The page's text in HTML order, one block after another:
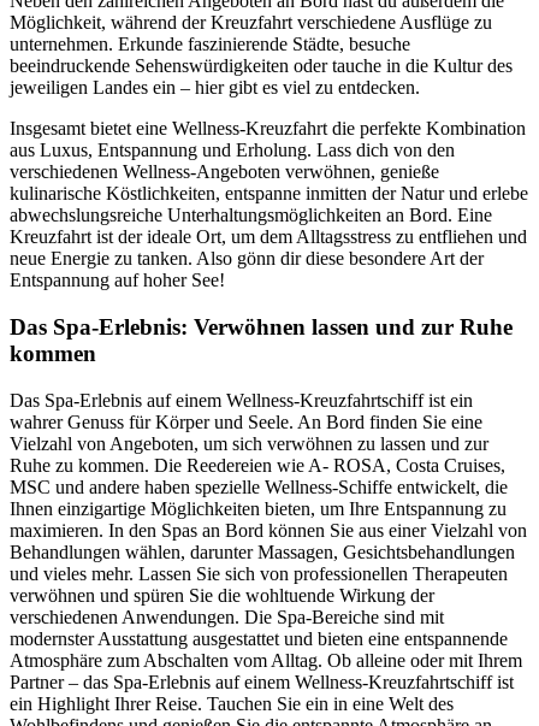
Möglichkeit, während der Kreuzfahrt verschiedene Ausflüge zu
unternehmen. Erkunde faszinierende Städte, besuche
beeindruckende Sehenswürdigkeiten oder tauche in die Kultur des
jeweiligen Landes ein – hier gibt es viel zu entdecken.
Insgesamt bietet eine Wellness-Kreuzfahrt die perfekte Kombination
aus Luxus, Entspannung und Erholung. Lass dich von den
verschiedenen Wellness-Angeboten verwöhnen, genieße
kulinarische Köstlichkeiten, entspanne inmitten der Natur und erlebe
abwechslungsreiche Unterhaltungsmöglichkeiten an Bord. Eine
Kreuzfahrt ist der ideale Ort, um dem Alltagsstress zu entfliehen und
neue Energie zu tanken. Also gönn dir diese besondere Art der
Entspannung auf hoher See!
Das Spa-Erlebnis: Verwöhnen lassen und zur Ruhe
kommen
Das Spa-Erlebnis auf einem Wellness-Kreuzfahrtschiff ist ein
wahrer Genuss für Körper und Seele. An Bord finden Sie eine
Vielzahl von Angeboten, um sich verwöhnen zu lassen und zur
Ruhe zu kommen. Die Reedereien wie A- ROSA, Costa Cruises,
MSC und andere haben spezielle Wellness-Schiffe entwickelt, die
Ihnen einzigartige Möglichkeiten bieten, um Ihre Entspannung zu
maximieren. In den Spas an Bord können Sie aus einer Vielzahl von
Behandlungen wählen, darunter Massagen, Gesichtsbehandlungen
und vieles mehr. Lassen Sie sich von professionellen Therapeuten
verwöhnen und spüren Sie die wohltuende Wirkung der
verschiedenen Anwendungen. Die Spa-Bereiche sind mit
modernster Ausstattung ausgestattet und bieten eine entspannende
Atmosphäre zum Abschalten vom Alltag. Ob alleine oder mit Ihrem
Partner – das Spa-Erlebnis auf einem Wellness-Kreuzfahrtschiff ist
ein Highlight Ihrer Reise. Tauchen Sie ein in eine Welt des